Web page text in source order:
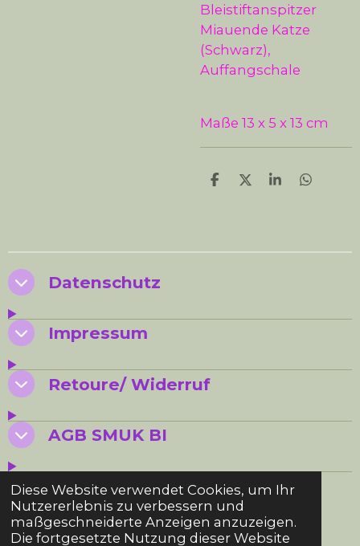
Diese Website verwendet Cookies, um Ihr
Nutzererlebnis zu verbessern und
maßgeschneiderte Anzeigen anzuzeigen.
Die fortgesetzte Nutzung dieser Website
Bleistiftanspitzer
Miauende Katze
(Schwarz),
Auffangschale
Maße 13 x 5 x 13 cm
T
n
T
n
T
n
T
n
Datenschutz
Impressum
Retoure/ Widerruf
AGB SMUK BI
© 2024 - 2026 SMUK BI